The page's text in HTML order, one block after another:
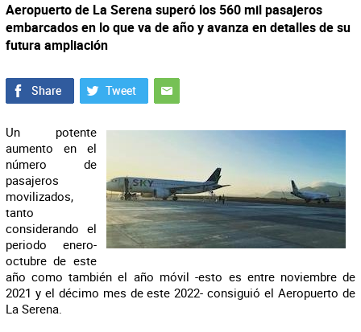
Aeropuerto de La Serena superó los 560 mil pasajeros
embarcados en lo que va de año y avanza en detalles de su
futura ampliación
Un potente
aumento en el
número de
pasajeros
movilizados,
tanto
considerando el
periodo enero-
octubre de este
año como también el año móvil -esto es entre noviembre de
2021 y el décimo mes de este 2022- consiguió el Aeropuerto de
La Serena.